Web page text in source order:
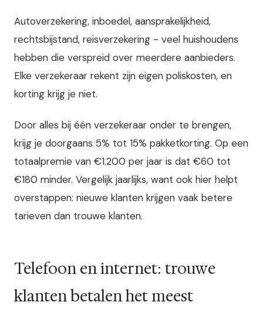
Autoverzekering, inboedel, aansprakelijkheid,
rechtsbijstand, reisverzekering - veel huishoudens
hebben die verspreid over meerdere aanbieders.
Elke verzekeraar rekent zijn eigen poliskosten, en
korting krijg je niet.
Door alles bij één verzekeraar onder te brengen,
krijg je doorgaans 5% tot 15% pakketkorting. Op een
totaalpremie van €1.200 per jaar is dat €60 tot
€180 minder. Vergelijk jaarlijks, want ook hier helpt
overstappen: nieuwe klanten krijgen vaak betere
tarieven dan trouwe klanten.
Telefoon en internet: trouwe
klanten betalen het meest